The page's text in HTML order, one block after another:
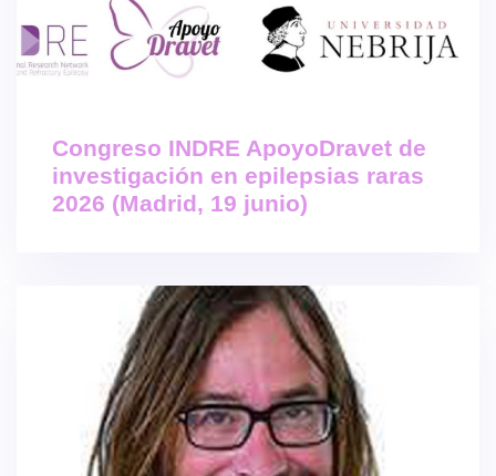
Congreso INDRE ApoyoDravet de
investigación en epilepsias raras
2026 (Madrid, 19 junio)